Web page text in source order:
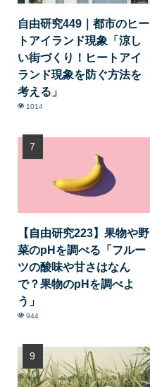
自由研究449｜都市のヒー
トアイランド現象「涼し
い街づくり！ヒートアイ
ランド現象を防ぐ方法を
考える」
1014
【自由研究223】果物や野
菜のpHを調べる「フルー
ツの酸味や甘さはなん
で？果物のpHを調べよ
う」
944